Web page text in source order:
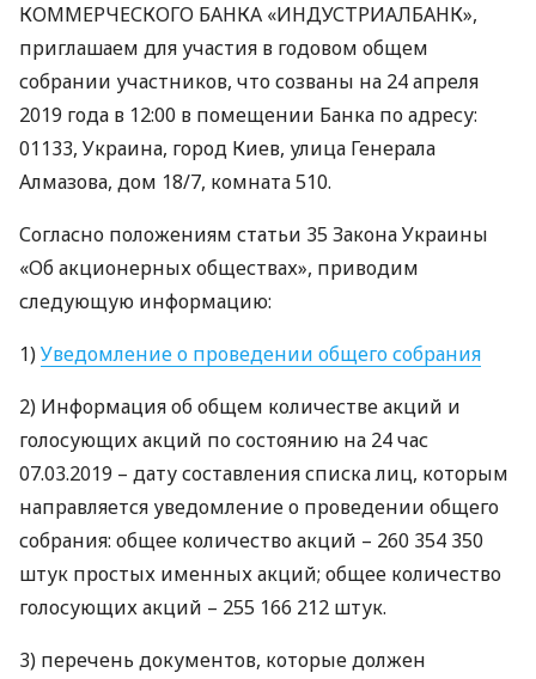
КОММЕРЧЕСКОГО БАНКА «ИНДУСТРИАЛБАНК»,
приглашаем для участия в годовом общем
собрании участников, что созваны на 24 апреля
2019 года в 12:00 в помещении Банка по адресу:
01133, Украина, город Киев, улица Генерала
Алмазова, дом 18/7, комната 510.
Согласно положениям статьи 35 Закона Украины
«Об акционерных обществах», приводим
следующую информацию:
1)Уведомление о проведении общего собрания
2) Информация об общем количестве акций и
голосующих акций по состоянию на 24 час
07.03.2019 – дату составления списка лиц, которым
направляется уведомление о проведении общего
собрания: общее количество акций – 260 354 350
штук простых именных акций; общее количество
голосующих акций – 255 166 212 штук.
3) перечень документов, которые должен